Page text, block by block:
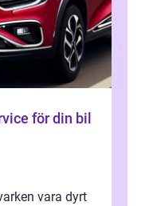
för din bil
vara dyrt